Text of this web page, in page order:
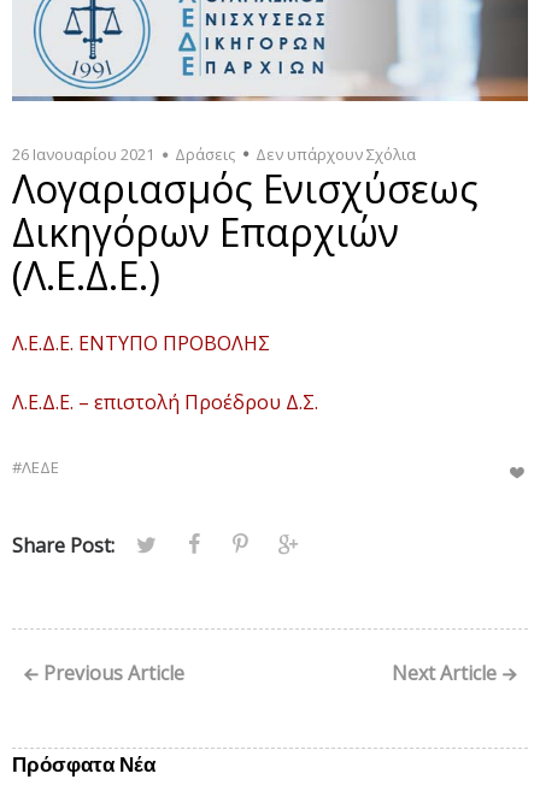
26 Ιανουαρίου 2021 Δράσεις Δεν υπάρχουν Σχόλια
Λογαριασμός Ενισχύσεως
Δικηγόρων Επαρχιών
(Λ.Ε.Δ.Ε.)
Λ.Ε.Δ.Ε. ΕΝΤΥΠΟ ΠΡΟΒΟΛΗΣ
Λ.Ε.Δ.Ε. – επιστολή Προέδρου Δ.Σ.
#ΛΕΔΕ
Share Post:
Previous Article Next Article
Πρόσφατα Νέα